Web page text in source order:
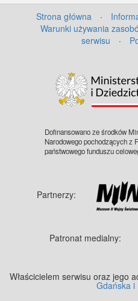
prawej fragment
samochodu
fragment budynku
(pod łukiem
Przed wejściem
machający rękoma. U dołu
nadrukowany
Hermann Göring
Hauptbahnhof ein"
1939 r. marszałek
kopiowania, zasób
IPN, sygnatura:
Strona główna ·
Warunki używania
serwisu
·
Dofinansowano ze środków
Narodowego pochodzących z
państwowego funduszu
Partnerzy:
Patronat medialny:
Właścicielem serwisu oraz jego
Gdańska i